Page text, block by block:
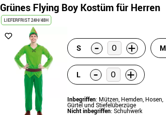
Grünes Flying Boy Kostüm für Herren
LIEFERFRIST 24H/48H
S - + M
L - +
Inbegriffen: Mützen, Hemden, Hosen,
Gürtel und Stiefelüberzüge
Nicht inbegriffen: Schuhwerk